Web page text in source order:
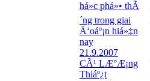
há»c phá»• thÃ
´ng trong giai
Ä‘oáº¡n hiá»‡n
nay
21.9.2007
CÃ¹ LÆ°Æ¡ng
Thiáº¿t